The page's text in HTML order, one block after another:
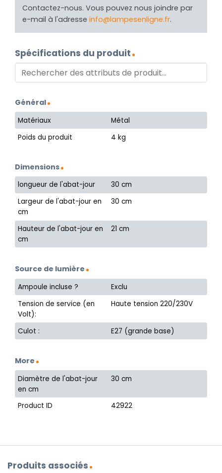
Contactez-nous. Vous pouvez nous joindre par
e-mail à l'adresse info@lampesenligne.fr.
Spécifications du produit
Général
Matériaux
Métal
Poids du produit
4 kg
Dimensions
longueur de l'abat-jour
30 cm
Largeur de l'abat-jour en
cm
30 cm
Hauteur de l'abat-jour en
cm
21 cm
Source de lumière
Ampoule incluse ?
Exclu
Tension de service (en
Volt):
Haute tension 220/230V
Culot : E27 (grande base)
More
Diamètre de l'abat-jour
en cm
30 cm
Product ID 42922
Produits associés